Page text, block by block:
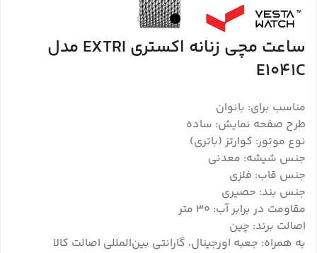
ساعت مچی زنانه اکستری EXTRI مدل
E1041C
مناسب برای: بانوان
طرح صفحه نمایش: ساده
نوع موتور: کوارتز (باتری)
جنس شیشه: معدنی
جنس قاب: فلزی
جنس بند: حصیری
مقاومت در برابر آب: 30 متر
اصالت برند: چین
به همراه: جعبه اورجینال، گارانتی بین‌المللی اصالت کالا